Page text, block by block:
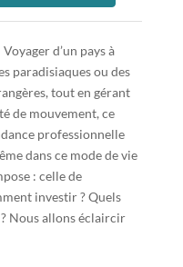
Voyager d’un pays à
paradisiaques ou des
tout en gérant
de mouvement, ce
professionnelle
dans ce mode de vie
: celle de
investir ? Quels
Nous allons éclaircir